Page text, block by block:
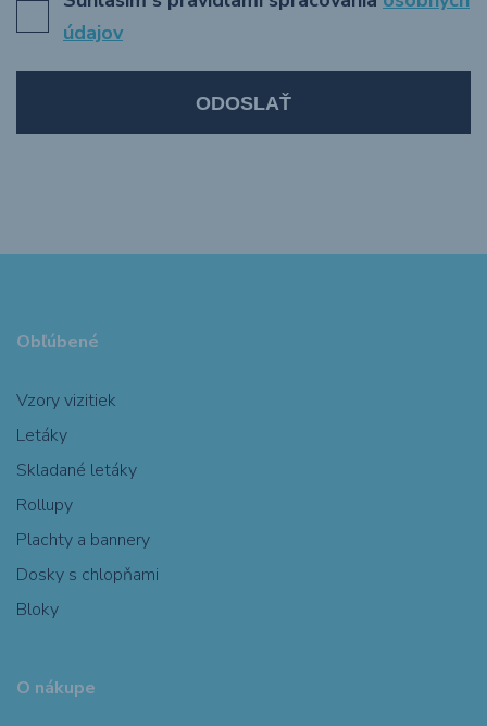
údajov
ODOSLAŤ
Obľúbené
Vzory vizitiek
Letáky
Skladané letáky
Rollupy
Plachty a bannery
Dosky s chlopňami
Bloky
O nákupe